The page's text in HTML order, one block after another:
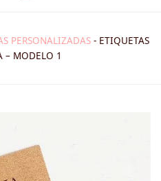
PERSONALIZADAS - ETIQUETAS
– MODELO 1